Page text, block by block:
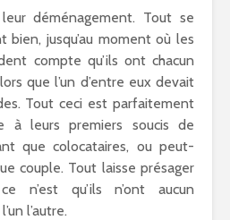
leur déménagement. Tout se
bien, jusqu’au moment où les
compte qu’ils ont chacun
que l’un d’entre eux devait
Tout ceci est parfaitement
à leurs premiers soucis de
que colocataires, ou peut-
couple. Tout laisse présager
n’est qu’ils n’ont aucun
l’autre.